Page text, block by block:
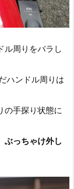
ル周りをバラし
ハンドル周りは
の手探り状態に
ぶっちゃけ外し